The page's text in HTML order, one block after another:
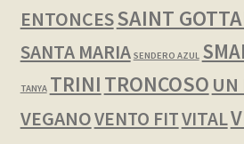
ENTONCESSAINT
SANTA MARIA SENDERO AZUL
TANYA TRINI TRONCOSO UN
VEGANOVENTO FITVITAL